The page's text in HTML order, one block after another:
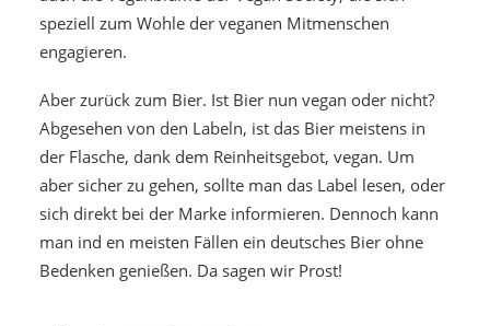
speziell zum Wohle der veganen Mitmenschen
engagieren.
Aber zurück zum Bier. Ist Bier nun vegan oder nicht?
Abgesehen von den Labeln, ist das Bier meistens in
der Flasche, dank dem Reinheitsgebot, vegan. Um
aber sicher zu gehen, sollte man das Label lesen, oder
sich direkt bei der Marke informieren. Dennoch kann
man ind en meisten Fällen ein deutsches Bier ohne
Bedenken genießen. Da sagen wir Prost!